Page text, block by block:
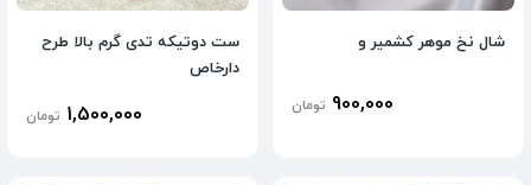
شال نخ موهر کشمیر و
900,000 تومان
ست دوتیکه تدی گرم بالا طرح
دارخاص
1,500,000 تومان